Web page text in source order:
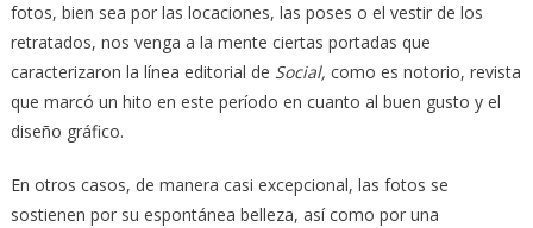
fotos, bien sea por las locaciones, las poses o el vestir de los
retratados, nos venga a la mente ciertas portadas que
caracterizaron la línea editorial de Social, como es notorio, revista
que marcó un hito en este período en cuanto al buen gusto y el
diseño gráfico.
En otros casos, de manera casi excepcional, las fotos se
sostienen por su espontánea belleza, así como por una